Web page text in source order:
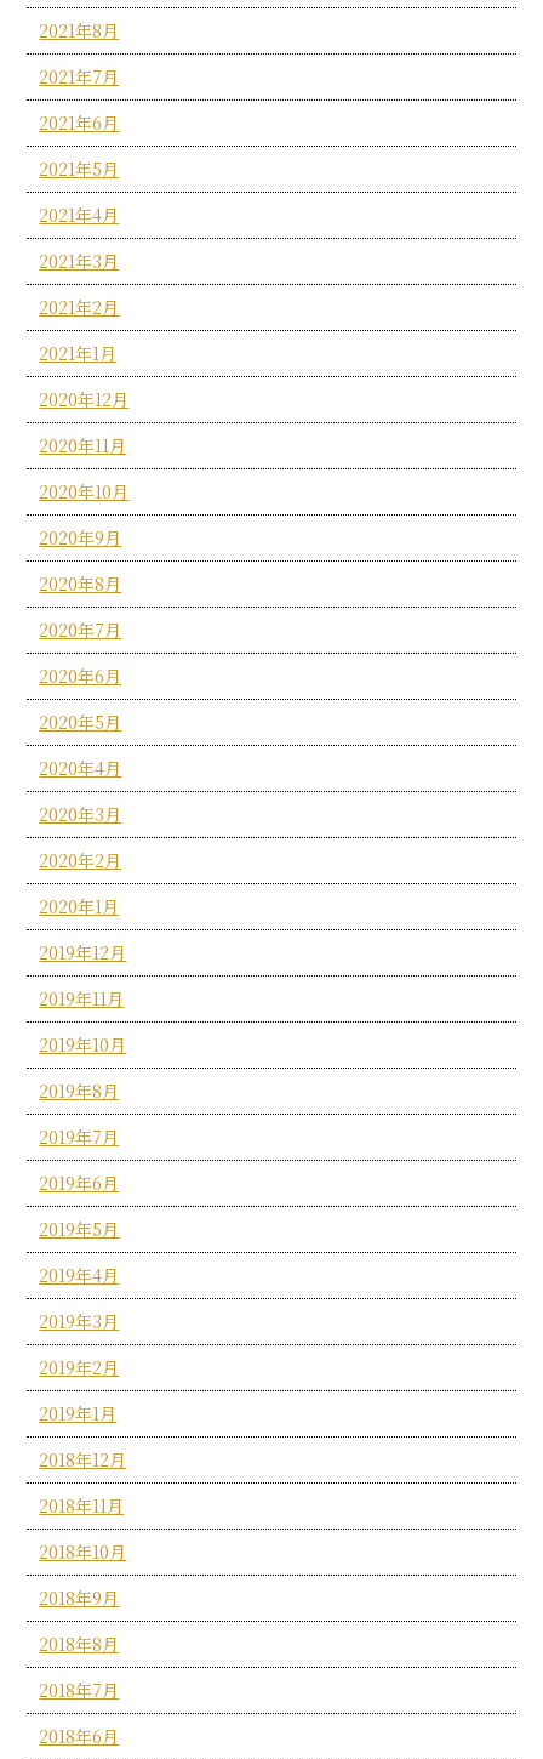
2021年8月
2021年7月
2021年6月
2021年5月
2021年4月
2021年3月
2021年2月
2021年1月
2020年12月
2020年11月
2020年10月
2020年9月
2020年8月
2020年7月
2020年6月
2020年5月
2020年4月
2020年3月
2020年2月
2020年1月
2019年12月
2019年11月
2019年10月
2019年8月
2019年7月
2019年6月
2019年5月
2019年4月
2019年3月
2019年2月
2019年1月
2018年12月
2018年11月
2018年10月
2018年9月
2018年8月
2018年7月
2018年6月